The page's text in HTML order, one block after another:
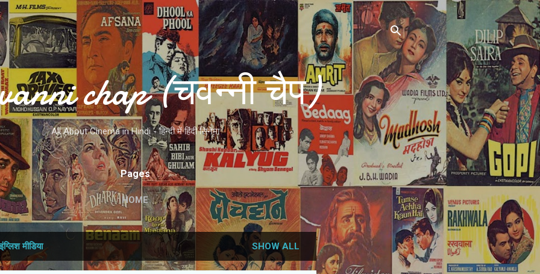
Skip to main content
chap (चवन्नी चैप)
All About Cinema in Hindi - हिन्दी में हिंदी सिनेमा
Pages
HOME
इंग्लिश मीडिया SHOW ALL